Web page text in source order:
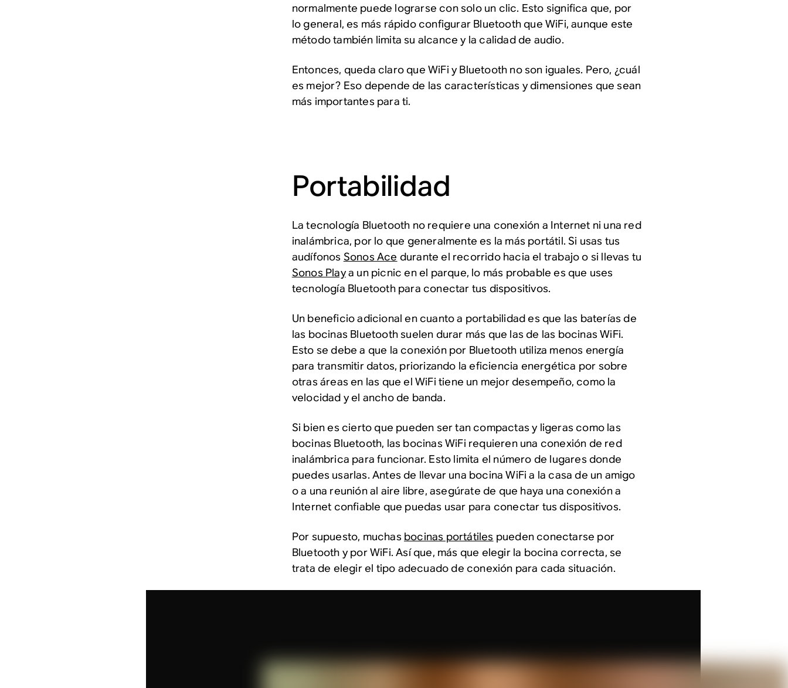
normalmente puede lograrse con solo un clic. Esto significa que, por
lo general, es más rápido configurar Bluetooth que WiFi, aunque este
método también limita su alcance y la calidad de audio.
Entonces, queda claro que WiFi y Bluetooth no son iguales. Pero, ¿cuál
es mejor? Eso depende de las características y dimensiones que sean
más importantes para ti.
Portabilidad
La tecnología Bluetooth no requiere una conexión a Internet ni una red
inalámbrica, por lo que generalmente es la más portátil. Si usas tus
audífonos Sonos Ace durante el recorrido hacia el trabajo o si llevas tu
Sonos Playa un picnic en el parque, lo más probable es que uses
tecnología Bluetooth para conectar tus dispositivos.
Un beneficio adicional en cuanto a portabilidad es que las baterías de
las bocinas Bluetooth suelen durar más que las de las bocinas WiFi.
Esto se debe a que la conexión por Bluetooth utiliza menos energía
para transmitir datos, priorizando la eficiencia energética por sobre
otras áreas en las que el WiFi tiene un mejor desempeño, como la
velocidad y el ancho de banda.
Si bien es cierto que pueden ser tan compactas y ligeras como las
bocinas Bluetooth, las bocinas WiFi requieren una conexión de red
inalámbrica para funcionar. Esto limita el número de lugares donde
puedes usarlas. Antes de llevar una bocina WiFi a la casa de un amigo
o a una reunión al aire libre, asegúrate de que haya una conexión a
Internet confiable que puedas usar para conectar tus dispositivos.
Por supuesto, muchas bocinas portátiles pueden conectarse por
Bluetooth ypor WiFi. Así que, más que elegir la bocina correcta, se
trata de elegir el tipo adecuado de conexión para cada situación.